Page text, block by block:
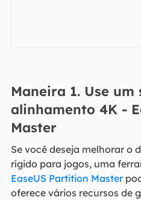
Maneira 1. Use
alinhamento 4K -
Master
Se você deseja melhorar o
rígido para jogos, uma
EaseUS Partition Master
oferece vários recursos de